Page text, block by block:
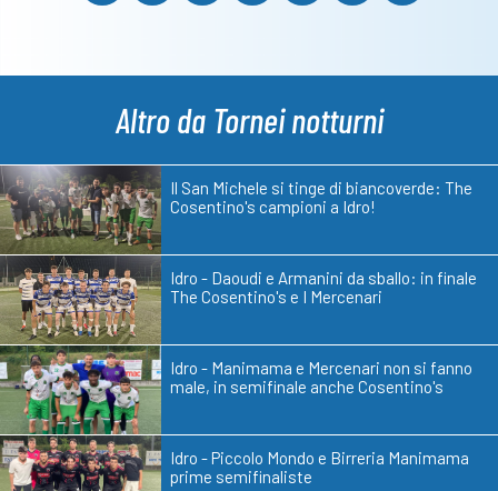
Altro da Tornei notturni
Il San Michele si tinge di biancoverde: The
Cosentino's campioni a Idro!
Idro - Daoudi e Armanini da sballo: in finale
The Cosentino's e I Mercenari
Idro - Manimama e Mercenari non si fanno
male, in semifinale anche Cosentino's
Idro - Piccolo Mondo e Birreria Manimama
prime semifinaliste